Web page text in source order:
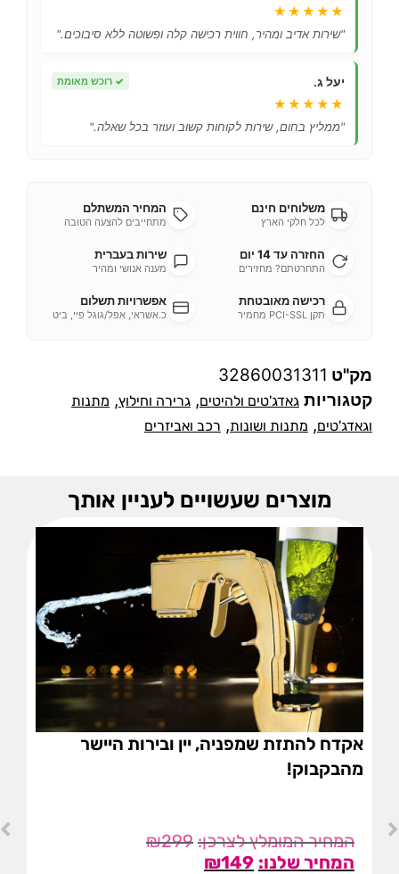
★★★★★
"שירות אדיב ומהיר, חווית רכישה קלה ופשוטה ללא סיבוכים."
יעל ג. ✓ רוכש מאומת
★★★★★
"ממליץ בחום, שירות לקוחות קשוב ועוזר בכל שאלה."
משלוחים חינם
לכל חלקי הארץ
המחיר המשתלם
מתחייבים להצעה הטובה
החזרה עד 14 יום
התחרטתם? מחזירים
שירות בעברית
מענה אנושי ומהיר
רכישה מאובטחת
תקן PCI-SSL מחמיר
אפשרויות תשלום
כ.אשראי, אפל/גוגל פיי, ביט
מק"ט 32860031311
קטגוריות גאדג'טים ולהיטים, גרירה וחילוץ, מתנות
וגאדג'טים, מתנות ושונות, רכב ואביזרים
מוצרים שעשויים לעניין אותך
אקדח להתזת שמפניה, יין ובירות היישר
מהבקבוק!
₪299
₪149